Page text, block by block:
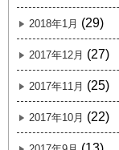
2018年1月 (29)
2017年12月 (27)
2017年11月 (25)
2017年10月 (22)